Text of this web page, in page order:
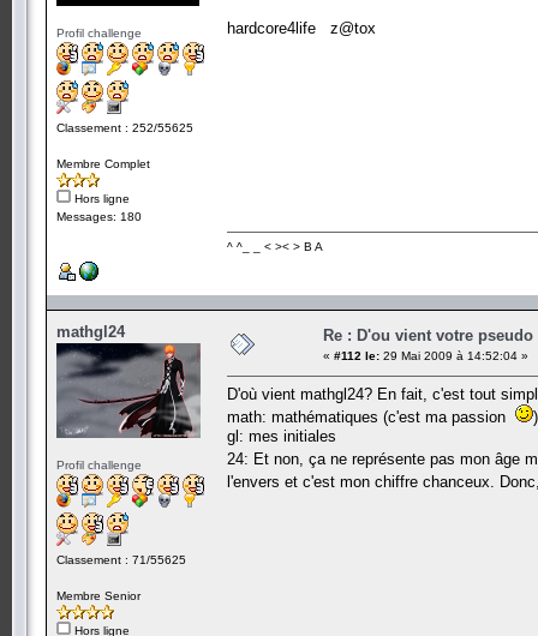
Profil challenge
Classement : 252/55625
Membre Complet
Hors ligne
Messages: 180
hardcore4life z@tox
^ ^_ _ < >< > B A
mathgl24
Profil challenge
Classement : 71/55625
Membre Senior
Hors ligne
Re : D'ou vient votre pseudo
« #112 le: 29 Mai 2009 à 14:52:04 »
D'où vient mathgl24? En fait, c'est tout
math: mathématiques (c'est ma passion
)
gl: mes initiales
24: Et non, ça ne représente pas mon âge
l'envers et c'est mon chiffre chanceux.